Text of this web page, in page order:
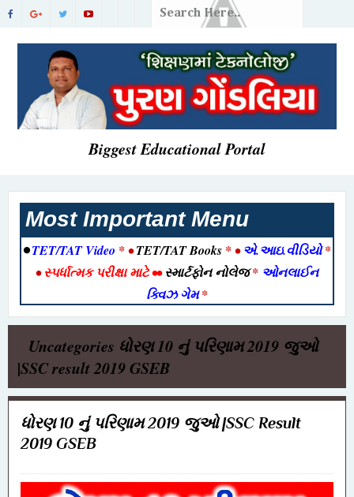
Biggest Educational Portal
Most Important Menu
•TET/TAT Video * •TET/TAT Books * •એ.આઇ.વીડિયો*
•સ્પર્ધાત્મક પરીક્ષા માટે••સ્માર્ટફોન નોલેજ* ઓનલાઈન
ક્વિઝ ગેમ*
Uncategories ધોરણ 10 નું પરિણામ 2019 જુઓ
|SSC result 2019 GSEB
ધોરણ 10 નું પરિણામ 2019 જુઓ |SSC Result
2019 GSEB